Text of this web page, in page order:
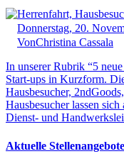
Donnerstag, 20.
VonChristina Cassala
In unserer Rubrik “5
Start-ups in Kurzform.
Hausbesucher,
Hausbesucher lassen
Dienst- und
Aktuelle Stellenangebote